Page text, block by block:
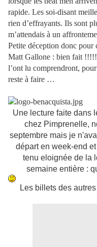
rapide. Les soi-disant
rien d’effrayants. Ils sont
m’attendais à un
Petite déception donc
Matt Gallone : bien fait
l’ont lu comprendront,
reste à faire …
Une lecture faite dans
chez Pimprenelle,
septembre mais je
départ en week-end
tenu eloignée de la
semaine entière :
Les billets des